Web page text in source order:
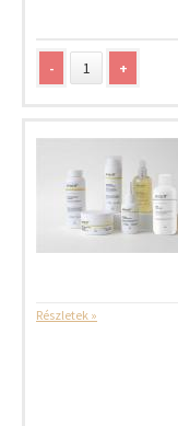
- +
Részletek »